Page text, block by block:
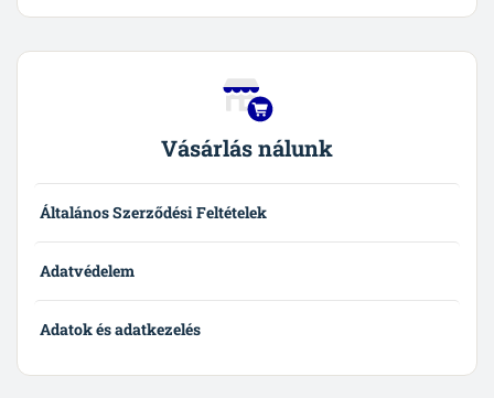
Vásárlás nálunk
Általános Szerződési Feltételek
Adatvédelem
Adatok és adatkezelés